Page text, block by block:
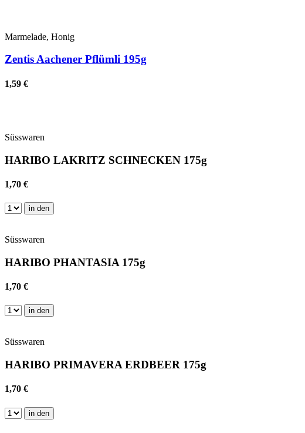
Marmelade, Honig
Zentis Aachener Pflümli 195g
1,59 €
Süsswaren
HARIBO LAKRITZ SCHNECKEN 175g
1,70 €
in den
Süsswaren
HARIBO PHANTASIA 175g
1,70 €
in den
Süsswaren
HARIBO PRIMAVERA ERDBEER 175g
1,70 €
in den